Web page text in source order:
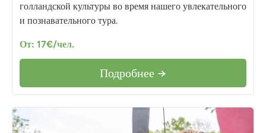
голландской культуры во время нашего увлекательного
и познавательного тура.
От: 17€/чел.
Подробнее →